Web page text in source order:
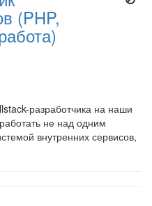
(PHP,
разработчика на наши
не над одним
внутренних сервисов,